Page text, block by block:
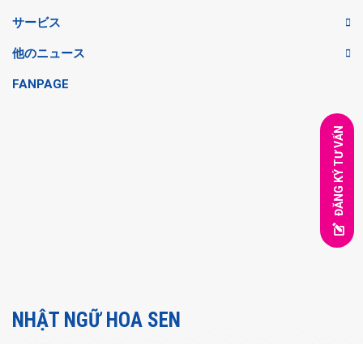
サービス
他のニュース
FANPAGE
NHẬT NGỮ HOA SEN
ĐĂNG KÝ TƯ VẤN